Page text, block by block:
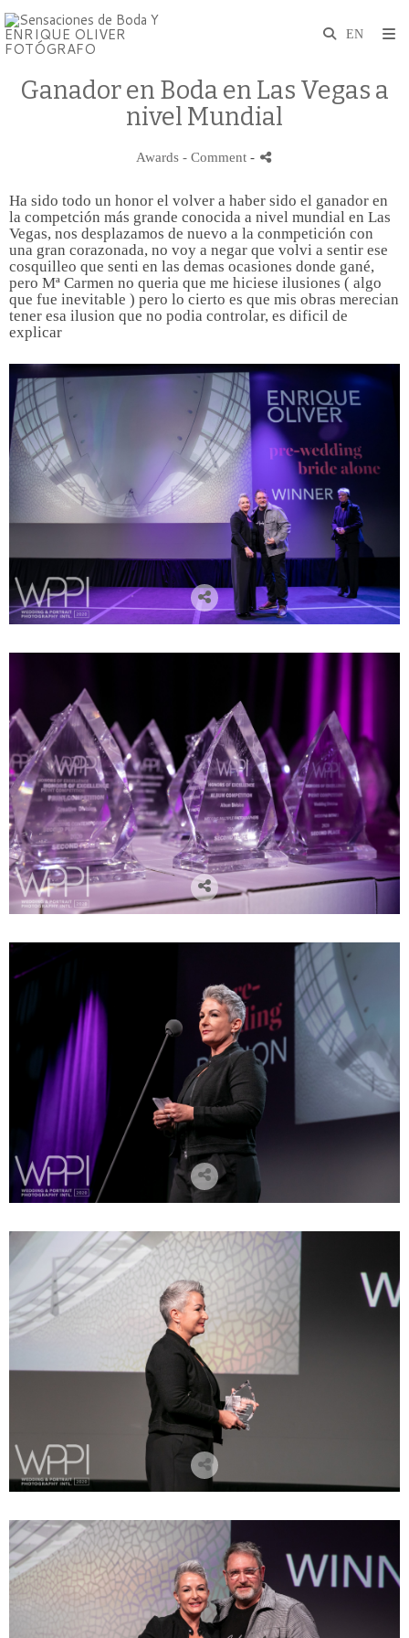
Ganador en Boda en Las Vegas a
nivel Mundial
Awards - Comment -
Ha sido todo un honor el volver a haber sido el ganador en
la competción más grande conocida a nivel mundial en Las
Vegas, nos desplazamos de nuevo a la conmpetición con
una gran corazonada, no voy a negar que volvi a sentir ese
cosquilleo que senti en las demas ocasiones donde gané,
pero Mª Carmen no queria que me hiciese ilusiones ( algo
que fue inevitable ) pero lo cierto es que mis obras merecian
tener esa ilusion que no podia controlar, es dificil de
explicar